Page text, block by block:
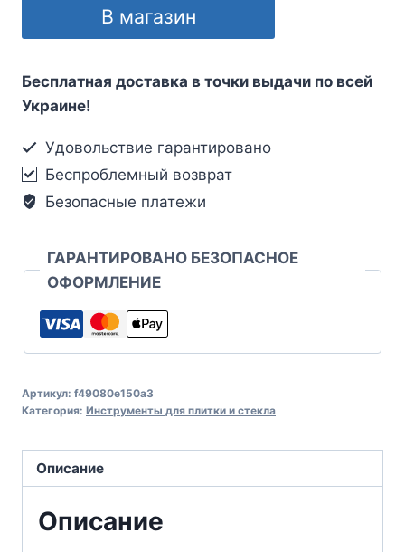
В магазин
Бесплатная доставка в точки выдачи по всей
Украине!
Удовольствие гарантировано
Беспроблемный возврат
Безопасные платежи
ГАРАНТИРОВАНО БЕЗОПАСНОЕ
ОФОРМЛЕНИЕ
Артикул: f49080e150a3
Категория: Инструменты для плитки и стекла
Описание
Описание